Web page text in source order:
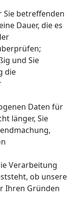
Sie betreffenden
Dauer, die es
und Sie
die
Daten für
länger, Sie
Verarbeitung
ob unsere
Ihren Gründen